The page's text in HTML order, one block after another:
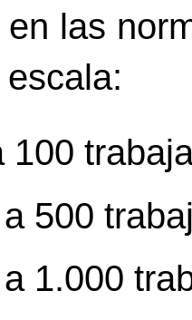
las
100
500
1.000